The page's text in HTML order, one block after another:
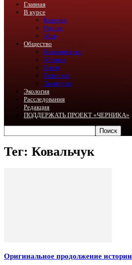
Главная
В курсе
Карелия
Россия
Мир
Общество
Комментарии
Мнения
Блоги
Перепост
Эксперты
Экология
Расследования
Редакция
ПОДДЕРЖАТЬ ПРОЕКТ «ЧЕРНИКА»
Тег: Ковальчук
Оригинальное продолжение